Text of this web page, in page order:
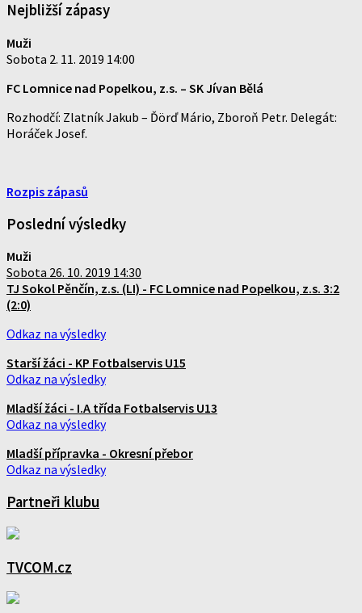
Nejbližší zápasy
Muži
Sobota 2. 11. 2019 14:00
FC Lomnice nad Popelkou, z.s. – SK Jívan Bělá
Rozhodčí: Zlatník Jakub – Ďörď Mário, Zboroň Petr. Delegát:
Horáček Josef.
Rozpis zápasů
Poslední výsledky
Muži
Sobota 26. 10. 2019 14:30
TJ Sokol Pěnčín, z.s. (LI) - FC Lomnice nad Popelkou, z.s. 3:2
(2:0)
Odkaz na výsledky
Starší žáci - KP Fotbalservis U15
Odkaz na výsledky
Mladší žáci - I.A třída Fotbalservis U13
Odkaz na výsledky
Mladší přípravka - Okresní přebor
Odkaz na výsledky
Partneři klubu
TVCOM.cz